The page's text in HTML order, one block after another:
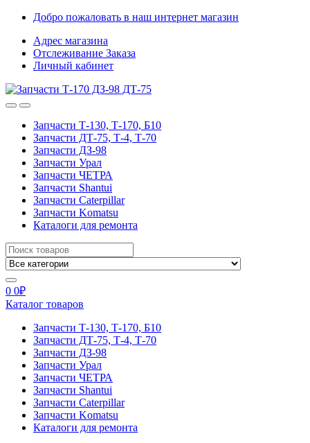
Skip
navigation
Skip
content
Добро пожаловать в наш интернет магазин
Адрес магазина
Отслеживание Заказа
Личный кабинет
Запчасти Т-130, Т-170, Б10
Запчасти ДТ-75, Т-4, Т-70
Запчасти ДЗ-98
Запчасти Урал
Запчасти ЧЕТРА
Запчасти Shantui
Запчасти Caterpillar
Запчасти Komatsu
Каталоги для ремонта
Search
for:
0 0₽
Каталог товаров
Запчасти Т-130, Т-170, Б10
Запчасти ДТ-75, Т-4, Т-70
Запчасти ДЗ-98
Запчасти Урал
Запчасти ЧЕТРА
Запчасти Shantui
Запчасти Caterpillar
Запчасти Komatsu
Каталоги для ремонта